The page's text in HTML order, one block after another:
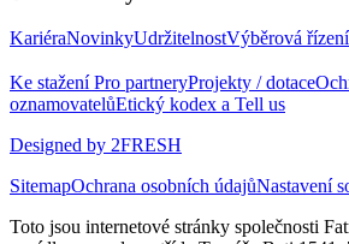
KariéraNovinkyUdržitelnostVýběrová
Ke staženíPro partneryProjekty / dotace
oznamovatelůEtický kodex a Tell us
Designed by 2FRESH
SitemapOchrana osobních údajůNastavení
Toto jsou internetové stránky společnosti